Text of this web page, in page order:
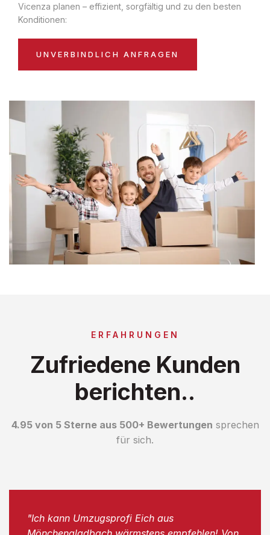
Vicenza planen – effizient, sorgfältig und zu den besten
Konditionen:
UNVERBINDLICH ANFRAGEN
ERFAHRUNGEN
Zufriedene Kunden
berichten..
4.95 von 5 Sterne aus 500+ Bewertungen sprechen
für sich.
"Ich kann Umzugsprofi Eich aus